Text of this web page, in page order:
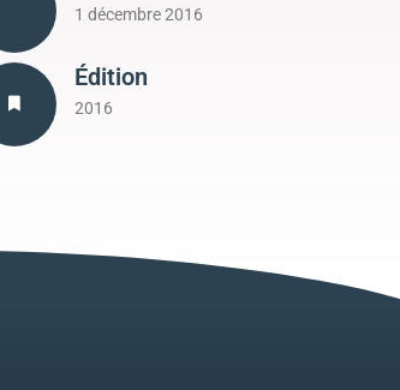
1 décembre 2016
Édition
2016